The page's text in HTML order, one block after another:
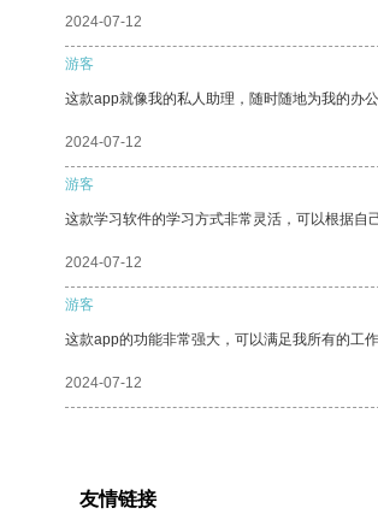
2024-07-12
游客
这款app就像我的私人助理，随时随地为我的办
2024-07-12
游客
这款学习软件的学习方式非常灵活，可以根据自
2024-07-12
游客
这款app的功能非常强大，可以满足我所有的工
2024-07-12
友情链接